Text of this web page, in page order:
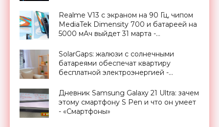
«Смартфоны»
Realme V13 с экраном на 90 Гц, чипом
MediaTek Dimensity 700 и батареей на
5000 мАч выйдет 31 марта -
SolarGaps: жалюзи с солнечными
батареями обеспечат квартиру
бесплатной электроэнергией -
Дневник Samsung Galaxy 21 Ultra: зачем
этому смартфону S Pen и что он умеет
- «Смартфоны»